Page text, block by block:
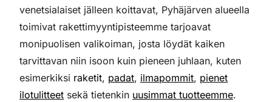
venetsialaiset jälleen koittavat, Pyhäjärven alueella
toimivat rakettimyyntipisteemme tarjoavat
monipuolisen valikoiman, josta löydät kaiken
tarvittavan niin isoon kuin pieneen juhlaan, kuten
esimerkiksi raketit, padat, ilmapommit, pienet
ilotulitteet sekä tietenkin uusimmat tuotteemme.